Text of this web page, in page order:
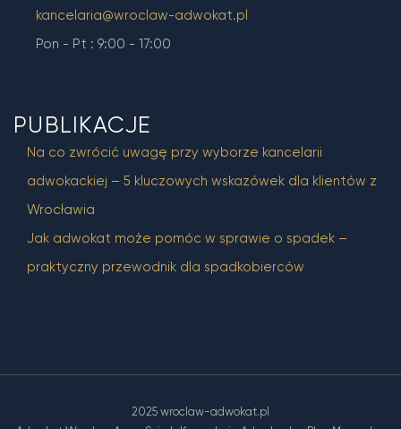
kancelaria@wroclaw-adwokat.pl
Pon - Pt : 9:00 - 17:00
PUBLIKACJE
Na co zwrócić uwagę przy wyborze kancelarii
adwokackiej – 5 kluczowych wskazówek dla klientów z
Wrocławia
Jak adwokat może pomóc w sprawie o spadek –
praktyczny przewodnik dla spadkobierców
2025 wroclaw-adwokat.pl